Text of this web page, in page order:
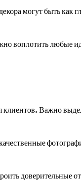
могут быть как
воплотить любые
Важно
доверительные